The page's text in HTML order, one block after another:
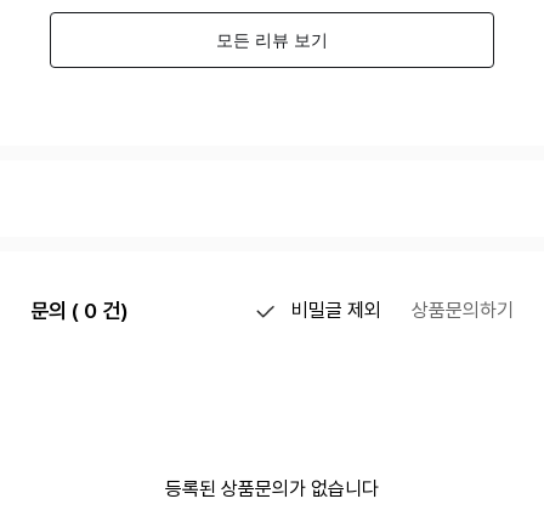
문의 ( 0 건) 비밀글 제외 상품문의하기
등록된 상품문의가 없습니다